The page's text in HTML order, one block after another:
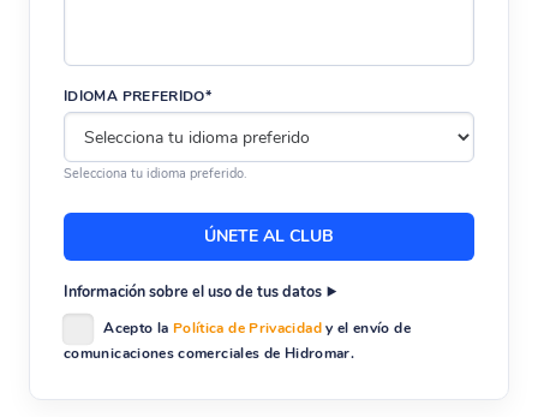
IDIOMA PREFERIDO*
Selecciona tu idioma preferido.
Información sobre el uso de tus datos
Acepto la Política de Privacidady el envío de
comunicaciones comerciales de Hidromar.